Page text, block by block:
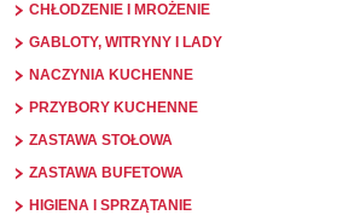
CHŁODZENIE I MROŻENIE
GABLOTY, WITRYNY I LADY
NACZYNIA KUCHENNE
PRZYBORY KUCHENNE
ZASTAWA STOŁOWA
ZASTAWA BUFETOWA
HIGIENA I SPRZĄTANIE